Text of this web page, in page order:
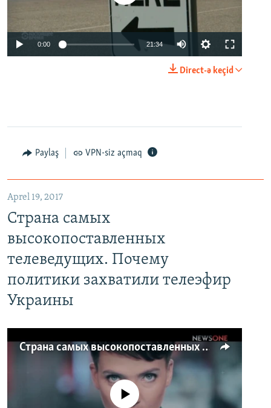
0:00 21:34
Direct-ə keçid
Paylaş VPN-siz açmaq
Aprel 19, 2017
Страна самых
высокопоставленных
телеведущих. Почему
политики захватили телеэфир
Украины
Страна самых высокопоставленных телеведущих. Почему политики захватили телеэфир Украины
No media source currently available